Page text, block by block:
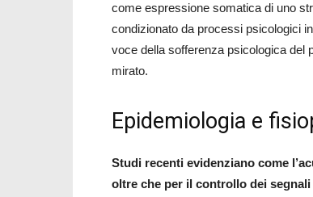
come espressione somatica di uno
condizionato da processi psicologici
voce della sofferenza psicologica del
mirato.
Epidemiologia e
Studi recenti evidenziano come
oltre che per il controllo dei